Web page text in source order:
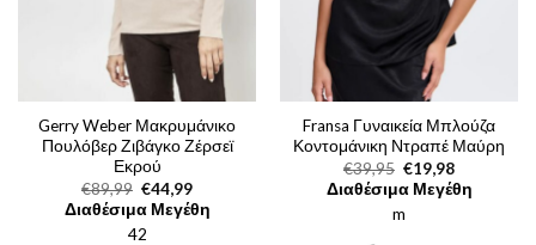
Gerry Weber Μακρυμάνικο
Πουλόβερ Ζιβάγκο Ζέρσεϊ
Εκρού
€89,99 Original
price
was:
€89,99.
€44,99Η
τρέχουσα
τιμή
Διαθέσιμα Μεγέθη
42
Fransa Γυναικεία Μπλούζα
Κοντομάνικη Ντραπέ Μαύρη
€39,95 Original
price
was:
€39,95.
€19,98Η
τρέχουσα
τιμή
Διαθέσιμα Μεγέθη
m